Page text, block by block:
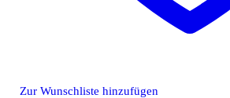
Zur Wunschliste hinzufügen